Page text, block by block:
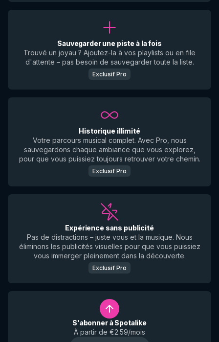
Sauvegarder une piste à la fois
Trouvé un joyau ? Ajoutez-la à vos playlists ou en file
d'attente – pas besoin de sauvegarder toute la liste.
Exclusif Pro
Historique illimité
Votre parcours musical complet. Avec Pro, nous
sauvegardons chaque ambiance que vous explorez,
pour que vous puissiez toujours retrouver votre chemin.
Exclusif Pro
Expérience sans publicité
Pas de distractions – juste vous et la musique. Nous
éliminons les publicités visuelles pour que vous puissiez
vous immerger pleinement dans la découverte.
Exclusif Pro
S'abonner à Spotalike
À partir de €2.59/mois